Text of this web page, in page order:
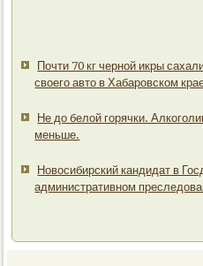
Почти 70 кг черной икры
своего авто в Хабаровском
Не до белой горячки.
меньше.
Новосибирский кандидат в
административном